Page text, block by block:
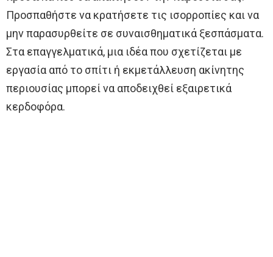
Προσπαθήστε να κρατήσετε τις ισορροπίες και να
μην παρασυρθείτε σε συναισθηματικά ξεσπάσματα.
Στα επαγγελματικά, μια ιδέα που σχετίζεται με
εργασία από το σπίτι ή εκμετάλλευση ακίνητης
περιουσίας μπορεί να αποδειχθεί εξαιρετικά
κερδοφόρα.